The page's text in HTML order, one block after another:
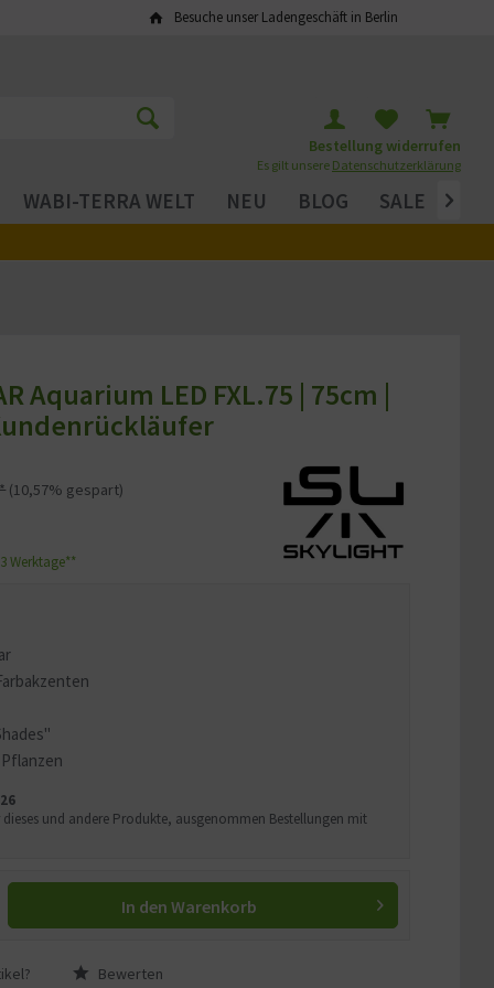
Besuche unser Ladengeschäft in Berlin
Bestellung widerrufen
Es gilt unsere Datenschutzerklärung
WABI-TERRA WELT NEU BLOG SALE 
Aquarium LED FXL.75 | 75cm |
(10,57% gespart)
Werktage**
dieses und andere Produkte, ausgenommen Bestellungen mit
In den Warenkorb
Bewerten